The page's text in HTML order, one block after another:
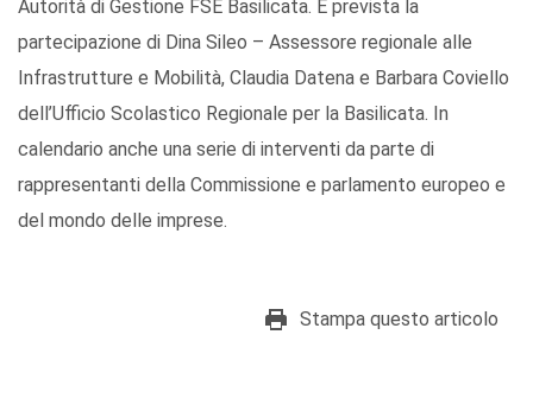
Autorità di Gestione FSE Basilicata. È prevista la
partecipazione di Dina Sileo – Assessore regionale alle
Infrastrutture e Mobilità, Claudia Datena e Barbara Coviello
dell’Ufficio Scolastico Regionale per la Basilicata. In
calendario anche una serie di interventi da parte di
rappresentanti della Commissione e parlamento europeo e
del mondo delle imprese.
Stampa questo articolo